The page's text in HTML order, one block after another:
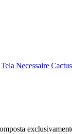
Tela Necessaire Cactus